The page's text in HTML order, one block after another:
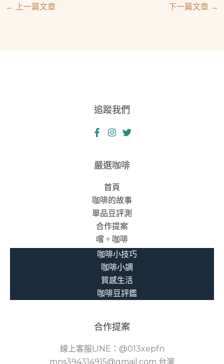
← 上一篇文章 下一篇文章 →
追蹤我們
嚴選咖啡
首頁
咖啡的故事
單品豆評測
合作提案
嚐。咖啡
咖啡小技巧
咖啡小調
質感生活
咖啡豆評鑑
合作提案
線上客服LINE：@013xepfn
mns394314915@gmail.com 台灣